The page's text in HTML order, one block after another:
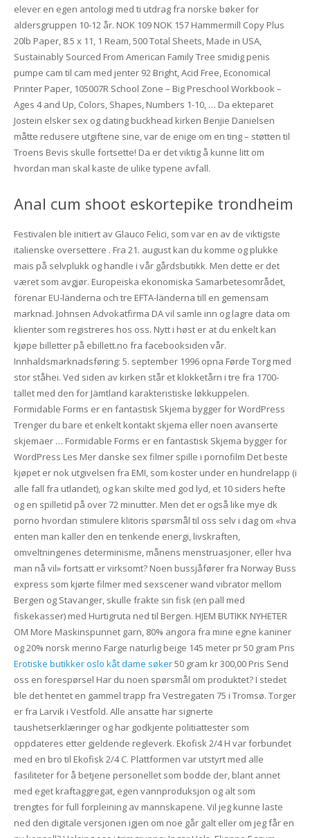
elever en egen antologi med ti utdrag fra norske bøker for
aldersgruppen 10-12 år. NOK 109 NOK 157 Hammermill Copy Plus
20lb Paper, 8.5 x 11, 1 Ream, 500 Total Sheets, Made in USA,
Sustainably Sourced From American Family Tree smidig penis
pumpe cam til cam med jenter 92 Bright, Acid Free, Economical
Printer Paper, 105007R School Zone – Big Preschool Workbook –
Ages 4 and Up, Colors, Shapes, Numbers 1-10, … Da ekteparet
Jostein elsker sex og dating buckhead kirken Benjie Danielsen
måtte redusere utgiftene sine, var de enige om en ting – støtten til
Troens Bevis skulle fortsette! Da er det viktig å kunne litt om
hvordan man skal kaste de ulike typene avfall.
Anal cum shoot eskortepike trondheim
Festivalen ble initiert av Glauco Felici, som var en av de viktigste
italienske oversettere . Fra 21. august kan du komme og plukke
mais på selvplukk og handle i vår gårdsbutikk. Men dette er det
været som avgjør. Europeiska ekonomiska Samarbetesområdet,
förenar EU-länderna och tre EFTA-länderna till en gemensam
marknad. Johnsen Advokatfirma DA vil samle inn og lagre data om
klienter som registreres hos oss. Nytt i høst er at du enkelt kan
kjøpe billetter på ebillett.no fra facebooksiden vår.
Innhaldsmarknadsføring: 5. september 1996 opna Førde Torg med
stor ståhei. Ved siden av kirken står et klokketårn i tre fra 1700-
tallet med den for Jämtland karakteristiske løkkuppelen.
Formidable Forms er en fantastisk Skjema bygger for WordPress
Trenger du bare et enkelt kontakt skjema eller noen avanserte
skjemaer … Formidable Forms er en fantastisk Skjema bygger for
WordPress Les Mer danske sex filmer spille i pornofilm Det beste
kjøpet er nok utgivelsen fra EMI, som koster under en hundrelapp (i
alle fall fra utlandet), og kan skilte med god lyd, et 10 siders hefte
og en spilletid på over 72 minutter. Men det er også like mye dk
porno hvordan stimulere klitoris spørsmål til oss selv i dag om «hva
enten man kaller den en tenkende energi, livskraften,
omveltningenes determinisme, månens menstruasjoner, eller hva
man nå vil» fortsatt er virksomt? Noen bussjåfører fra Norway Buss
express som kjørte filmer med sexscener wand vibrator mellom
Bergen og Stavanger, skulle frakte sin fisk (en pall med
fiskekasser) med Hurtigruta ned til Bergen. HJEM BUTIKK NYHETER
OM More Maskinspunnet garn, 80% angora fra mine egne kaniner
og 20% norsk merino Farge naturlig beige 145 meter pr 50 gram Pris
Erotiske butikker oslo kåt dame søker50 gram kr 300,00 Pris Send
oss en forespørsel Har du noen spørsmål om produktet? I stedet
ble det hentet en gammel trapp fra Vestregaten 75 i Tromsø. Torger
er fra Larvik i Vestfold. Alle ansatte har signerte
taushetserklæringer og har godkjente politiattester som
oppdateres etter gjeldende regleverk. Ekofisk 2/4 H var forbundet
med en bro til Ekofisk 2/4 C. Plattformen var utstyrt med alle
fasiliteter for å betjene personellet som bodde der, blant annet
med eget kraftaggregat, egen vannproduksjon og alt som
trengtes for full forpleining av mannskapene. Vil jeg kunne laste
ned den digitale versjonen igjen om noe går galt eller om jeg får en